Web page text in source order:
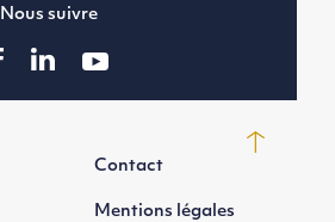
Contact
Mentions légales
Nous suivre